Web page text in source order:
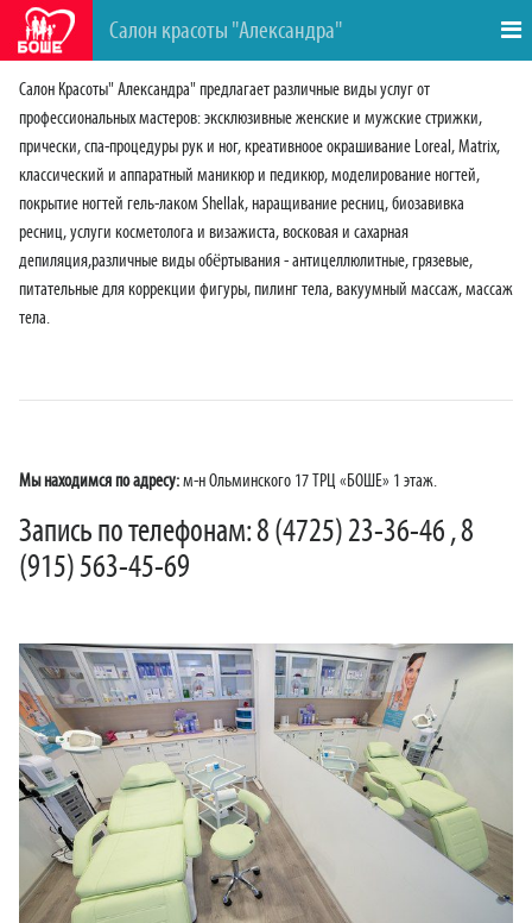
Салон красоты "Александра"
Салон Красоты" Александра" предлагает различные виды услуг от
профессиональных мастеров: эксклюзивные женские и мужские стрижки,
прически, спа-процедуры рук и ног, креативноое окрашивание Loreal, Matrix,
классический и аппаратный маникюр и педикюр, моделирование ногтей,
покрытие ногтей гель-лаком Shellak, наращивание ресниц, биозавивка
ресниц, услуги косметолога и визажиста, восковая и сахарная
депиляция,различные виды обёртывания - антицеллюлитные, грязевые,
питательные для коррекции фигуры, пилинг тела, вакуумный массаж, массаж
тела.
Мы находимся по адресу:м-н Ольминского 17 ТРЦ «БОШЕ» 1 этаж.
Запись по телефонам: 8 (4725) 23-36-46 , 8
(915) 563-45-69